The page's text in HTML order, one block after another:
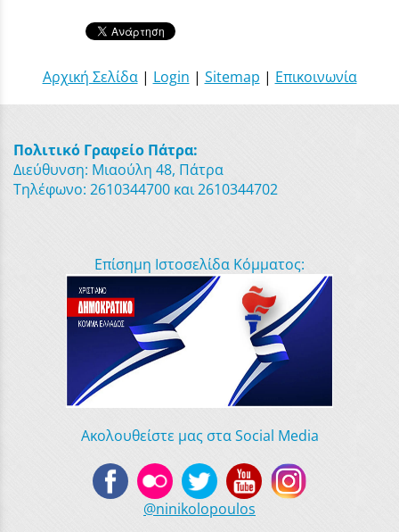
Αρχική Σελίδα| Login | Sitemap | Επικοινωνία
Πολιτικό Γραφείο Πάτρα:
Διεύθυνση: Μιαούλη 48, Πάτρα
Τηλέφωνο: 2610344700 και 2610344702
Επίσημη Ιστοσελίδα Κόμματος:
Ακολουθείστε μας στα Social Media
@ninikolopoulos